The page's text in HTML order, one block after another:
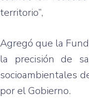
territorio”,
Agregó que la
la precisión de
socioambientales
por el Gobierno.